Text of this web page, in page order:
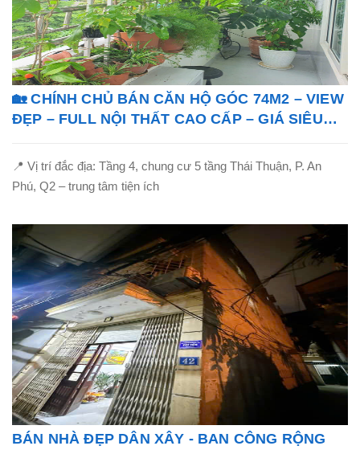
🏡 CHÍNH CHỦ BÁN CĂN HỘ GÓC 74M2 – VIEW
ĐẸP – FULL NỘI THẤT CAO CẤP – GIÁ SIÊU
📍 Vị trí đắc địa: Tầng 4, chung cư 5 tầng Thái Thuận, P. An
Phú, Q2 – trung tâm tiện ích
BÁN NHÀ ĐẸP DÂN XÂY - BAN CÔNG RỘNG